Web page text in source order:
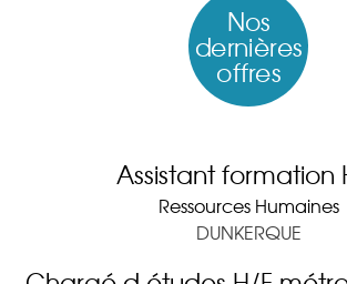
Nos
dernières
offres
Assistant formation
Ressources Humaines
DUNKERQUE